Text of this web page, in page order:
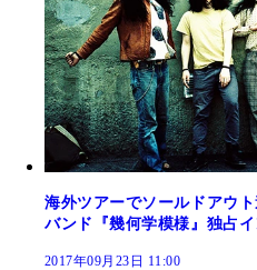
海外ツアーでソールドアウ
バンド『幾何学模様』独占
2017年09月23日 11:00